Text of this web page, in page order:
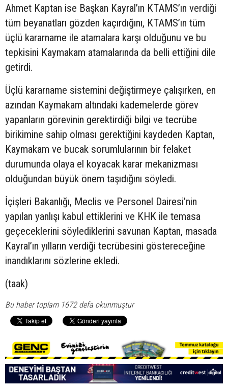
Ahmet Kaptan ise Başkan Kayral’ın KTAMS’ın verdiği
tüm beyanatları gözden kaçırdığını, KTAMS’ın tüm
üçlü kararname ile atamalara karşı olduğunu ve bu
tepkisini Kaymakam atamalarında da belli ettiğini dile
getirdi.
Üçlü kararname sistemini değiştirmeye çalışırken, en
azından Kaymakam altındaki kademelerde görev
yapanların görevinin gerektirdiği bilgi ve tecrübe
birikimine sahip olması gerektiğini kaydeden Kaptan,
Kaymakam ve bucak sorumlularının bir felaket
durumunda olaya el koyacak karar mekanizması
olduğundan büyük önem taşıdığını söyledi.
İçişleri Bakanlığı, Meclis ve Personel Dairesi’nin
yapılan yanlışı kabul ettiklerini ve KHK ile temasa
geçeceklerini söylediklerini savunan Kaptan, masada
Kayral’ın yılların verdiği tecrübesini göstereceğine
inandıklarını sözlerine ekledi.
(taak)
Bu haber toplam 1672 defa okunmuştur